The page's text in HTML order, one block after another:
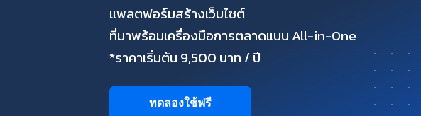
แพลตฟอร์มสร้างเว็บไซต์
ที่มาพร้อมเครื่องมือการตลาดแบบ All-in-One
*ราคาเริ่มต้น 9,500 บาท / ปี
ทดลองใช้ฟรี